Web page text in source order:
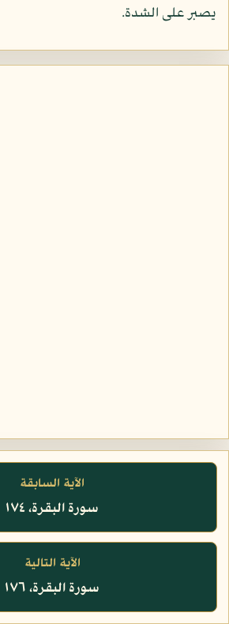
يصبر على الشدة.
الآية السابقة
سورة البقرة، ١٧٤
الآية التالية
سورة البقرة، ١٧٦